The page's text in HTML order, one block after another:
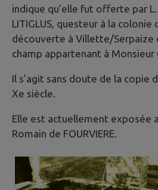
indique qu’elle fut offerte par L.
LITIGLUS, questeur à la colonie
découverte à Villette/Serpaize
champ appartenant à Monsieur
Il s’agit sans doute de la copie
Xe siècle.
Elle est actuellement exposée
Romain de FOURVIERE.